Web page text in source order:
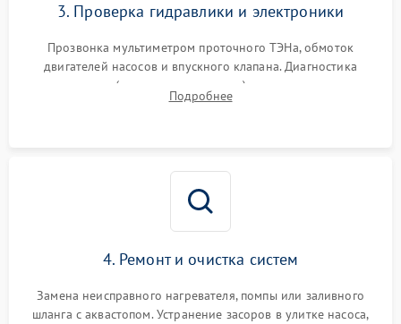
3. Проверка гидравлики и электроники
Прозвонка мультиметром проточного ТЭНа, обмоток
двигателей насосов и впускного клапана. Диагностика
прессостата (датчика уровня воды), датчика мутности,
концевика дверцы и электронного модуля управления.
Подробнее
4. Ремонт и очистка систем
Замена неисправного нагревателя, помпы или заливного
шланга с аквастопом. Устранение засоров в улитке насоса,